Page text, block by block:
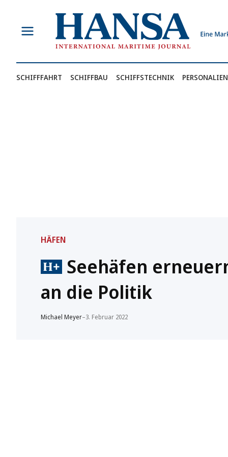
springen
SCHIFFFAHRT SCHIFFBAU SCHIFFSTECHNIK PERSONALIEN
HÄFEN
Seehäfen
an die Politik
Michael Meyer–3. Februar 2022